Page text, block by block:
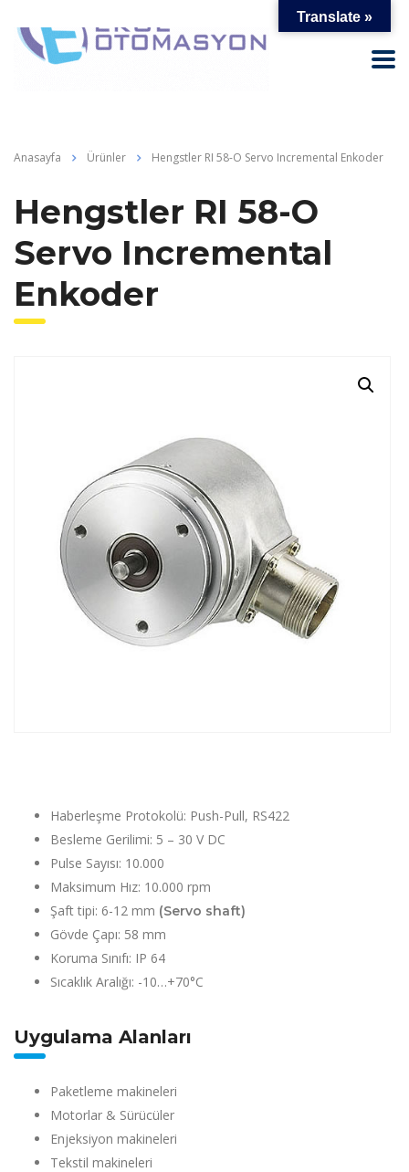
Anasayfa Ürünler Hengstler RI 58-O Servo Incremental Enkoder
Hengstler RI 58-O
Servo Incremental
Enkoder
Haberleşme Protokolü: Push-Pull, RS422
Besleme Gerilimi: 5 – 30 V DC
Pulse Sayısı: 10.000
Maksimum Hız: 10.000 rpm
Şaft tipi: 6-12 mm (Servo shaft)
Gövde Çapı: 58 mm
Koruma Sınıfı: IP 64
Sıcaklık Aralığı: -10…+70°C
Uygulama Alanları
Paketleme makineleri
Motorlar & Sürücüler
Enjeksiyon makineleri
Tekstil makineleri
Translate »